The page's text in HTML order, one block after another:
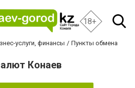
18+
услуги, финансы
Пункты обмена
Конаев